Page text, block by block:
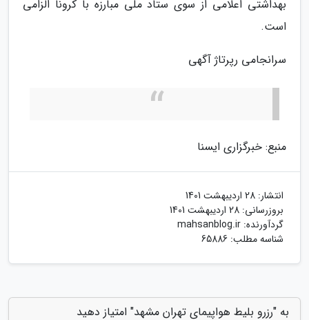
بهداشتی اعلامی از سوی ستاد ملی مبارزه با کرونا الزامی
است.
سرانجامی رپرتاژ آگهی
منبع: خبرگزاری ایسنا
انتشار: 28 اردیبهشت 1401
بروزرسانی: 28 اردیبهشت 1401
گردآورنده: mahsanblog.ir
شناسه مطلب: 65886
به "رزرو بلیط هواپیمای تهران مشهد" امتیاز دهید